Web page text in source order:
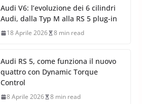
Audi V6: l’evoluzione dei 6 cilindri
Audi, dalla Typ M alla RS 5 plug-in
18 Aprile 2026 8 min read
Audi RS 5, come funziona il nuovo
quattro con Dynamic Torque
Control
8 Aprile 2026 8 min read